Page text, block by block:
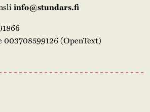
info@stundars.fi
(OpenText)